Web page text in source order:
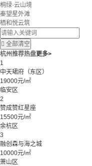
桐绿·云山境
秦望星外滩
栖和悦云筑
 全部清空
杭州推荐热盘更多>
1
中天珺府（东区）
19000元/㎡
临安区
2
赞成赞红星座
15500元/㎡
余杭区
3
融创森与海之城
10000元/㎡
萧山区